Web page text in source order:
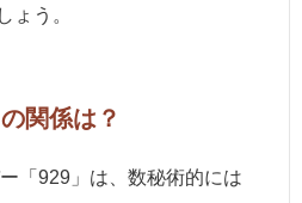
ょう。
関係は？
「929」は、数秘術的には